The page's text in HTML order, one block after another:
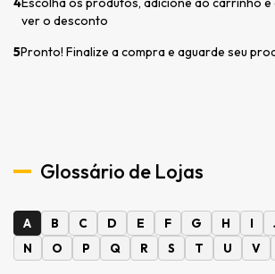
ver o desconto
5Pronto! Finalize a compra e aguarde seu
Glossário de Lojas
A B C D E F G H I
N
O P Q R S T U V